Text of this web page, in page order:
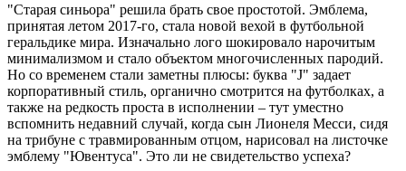
"Старая синьора" решила брать свое простотой. Эмблема,
принятая летом 2017-го, стала новой вехой в футбольной
геральдике мира. Изначально лого шокировало нарочитым
минимализмом и стало объектом многочисленных пародий.
Но со временем стали заметны плюсы: буква "J" задает
корпоративный стиль, органично смотрится на футболках, а
также на редкость проста в исполнении – тут уместно
вспомнить недавний случай, когда сын Лионеля Месси, сидя
на трибуне с травмированным отцом, нарисовал на листочке
эмблему "Ювентуса". Это ли не свидетельство успеха?